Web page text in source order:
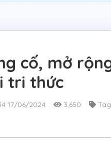
cố, mở
tri thức
17/06/2024 3,650 Tag